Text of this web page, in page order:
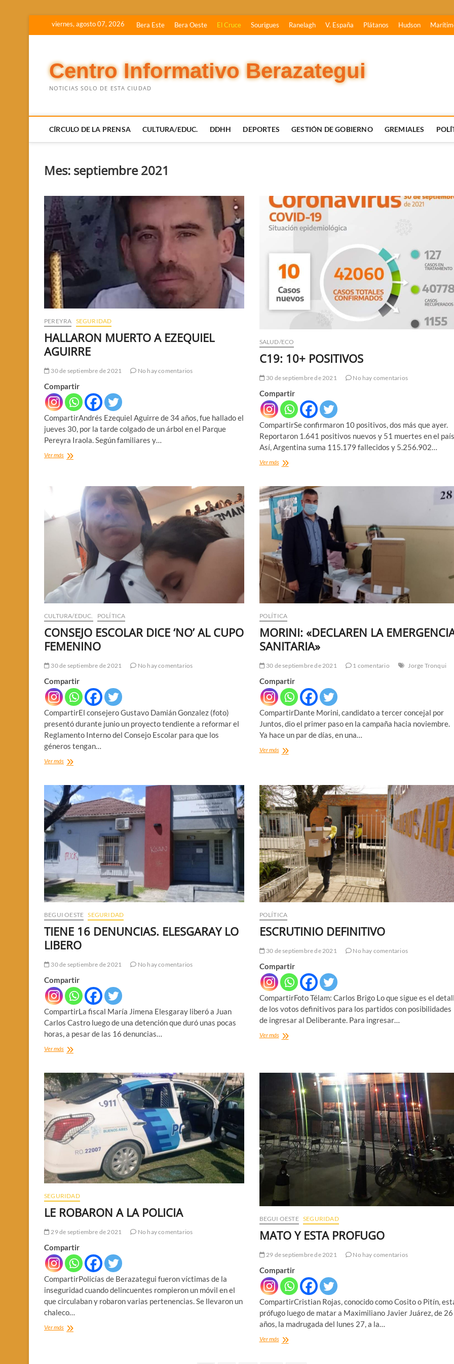
viernes, agosto 07, 2026 Bera Este Bera Oeste El Cruce Sourigues Ranelagh V. España Plátanos Hudson
Centro Informativo Berazategui
NOTICIAS SOLO DE ESTA CIUDAD
CÍRCULO DE LA PRENSA CULTURA/EDUC. DDHH DEPORTES GESTIÓN DE GOBIERNO GREMIALES
Mes: septiembre 2021
PEREYRA SEGURIDAD
HALLARON MUERTO A EZEQUIEL
AGUIRRE
30 de septiembre de 2021 No hay comentarios
Compartir
CompartirAndrés Ezequiel Aguirre de 34 años, fue hallado el
jueves 30, por la tarde colgado de un árbol en el Parque
Pereyra Iraola. Según familiares y…
Ver másHALLARON
AGUIRRE
SALUD/ECO
C19: 10+ POSITIVOS
30 de septiembre de 2021 No hay comentarios
Compartir
CompartirSe confirmaron 10 positivos, dos más que ayer.
Reportaron 1.641 positivos nuevos y 51 muertes en el
Así, Argentina suma 115.179 fallecidos y 5.256.902…
Ver másC19:
CULTURA/EDUC. POLÍTICA
CONSEJO ESCOLAR DICE ‘NO’ AL CUPO
FEMENINO
30 de septiembre de 2021 No hay comentarios
Compartir
CompartirEl consejero Gustavo Damián Gonzalez (foto)
presentó durante junio un proyecto tendiente a reformar el
Reglamento Interno del Consejo Escolar para que los
géneros tengan…
Ver másCONSEJO
‘NO’
AL
CUPO
FEMENINO
POLÍTICA
MORINI: «DECLAREN LA
SANITARIA»
30 de septiembre de 2021 1 comentario Jorge Tronqui
Compartir
CompartirDante Morini, candidato a tercer concejal por
Juntos, dio el primer paso en la campaña hacia noviembre.
Ya hace un par de días, en una…
Ver másMORINI:
SANITARIA»
BEGUI OESTE SEGURIDAD
TIENE 16 DENUNCIAS. ELESGARAY LO
LIBERO
30 de septiembre de 2021 No hay comentarios
Compartir
CompartirLa fiscal María Jimena Elesgaray liberó a Juan
Carlos Castro luego de una detención que duró unas pocas
horas, a pesar de las 16 denuncias…
Ver másTIENE
ELESGARAY
LO
LIBERO
POLÍTICA
ESCRUTINIO DEFINITIVO
30 de septiembre de 2021 No hay comentarios
Compartir
CompartirFoto Télam: Carlos Brigo Lo que sigue es el
de los votos definitivos para los partidos con posibilidades
de ingresar al Deliberante. Para ingresar…
Ver másESCRUTINIO
SEGURIDAD
LE ROBARON A LA POLICIA
29 de septiembre de 2021 No hay comentarios
Compartir
CompartirPolicías de Berazategui fueron víctimas de la
inseguridad cuando delincuentes rompieron un móvil en el
que circulaban y robaron varias pertenencias. Se llevaron un
chaleco…
Ver másLE
BEGUI OESTE SEGURIDAD
MATO Y ESTA PROFUGO
29 de septiembre de 2021 No hay comentarios
Compartir
CompartirCristian Rojas, conocido como Cosito o Pitín,
prófugo luego de matar a Maximiliano Javier Juárez, de 26
años, la madrugada del lunes 27, a la…
Ver másMATO